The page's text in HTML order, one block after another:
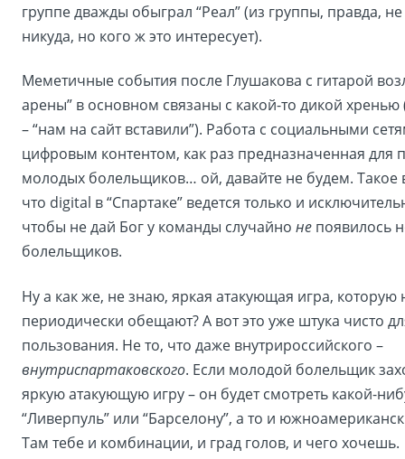
группе дважды обыграл “Реал” (из группы, правда,
никуда, но кого ж это интересует).
Меметичные события после Глушакова с гитарой
арены” в основном связаны с какой-то дикой хренью
– “нам на сайт вставили”). Работа с социальными
цифровым контентом, как раз предназначенная для
молодых болельщиков… ой, давайте не будем. Такое
что digital в “Спартаке” ведется только и
чтобы не дай Бог у команды случайно не появилось
болельщиков.
Ну а как же, не знаю, яркая атакующая игра, которую
периодически обещают? А вот это уже штука чисто
пользования. Не то, что даже внутрироссийского –
внутриспартаковского. Если молодой болельщик
яркую атакующую игру – он будет смотреть какой-
“Ливерпуль” или “Барселону”, а то и
Там тебе и комбинации, и град голов, и чего хочешь.